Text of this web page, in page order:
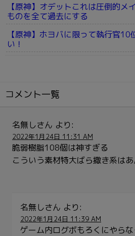
【原神】オデットこれは圧倒的メ
ものを全て過去にする
【原神】ホヨバに限って執行官
い！
コメント一覧
名無しさん より:
2022年1月24日 11:31 AM
脆弱樹脂108個は神すぎる
こういう素材特大ばら撒き系は
名無しさん より:
2022年1月24日 11:39 AM
ゲーム内ログボもろくにやら